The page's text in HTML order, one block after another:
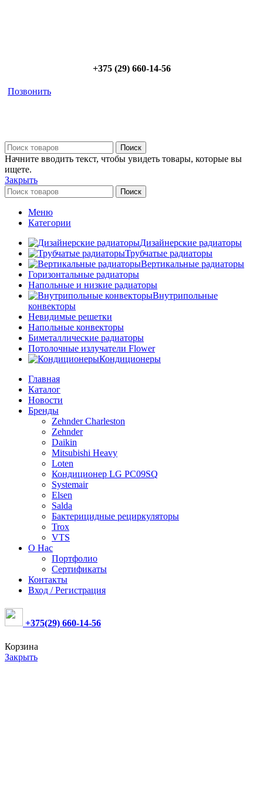
+375 (29) 660-14-56
Позвонить
Поиск
Начните вводить текст, чтобы увидеть товары, которые вы
ищете.
Закрыть
Поиск
Меню
Категории
Дизайнерские радиаторы
Трубчатые радиаторы
Вертикальные радиаторы
Горизонтальные радиаторы
Напольные и низкие радиаторы
Внутрипольные
конвекторы
Невидимые решетки
Напольные конвекторы
Биметаллические радиаторы
Потолочные излучатели Flower
Кондиционеры
Главная
Каталог
Новости
Бренды
Zehnder Charleston
Zehnder
Daikin
Mitsubishi Heavy
Loten
Кондиционер LG PC09SQ
Systemair
Elsen
Salda
Бактерицидные рециркуляторы
Trox
VTS
О Нас
Портфолио
Сертификаты
Контакты
Вход / Регистрация
+375(29) 660-14-56
Корзина
Закрыть